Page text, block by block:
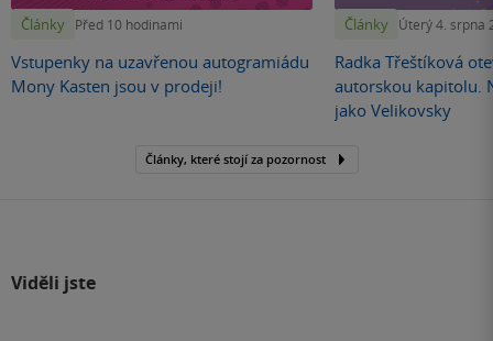
Články Před 10 hodinami
Vstupenky na uzavřenou autogramiádu
Mony Kasten jsou v prodeji!
Články Úterý 4. srpna
Radka Třeštíková
autorskou kapitolu.
jako Velikovsky
Články, které stojí za pozornost
Viděli jste